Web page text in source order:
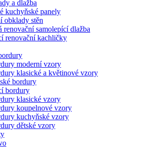
a dlažba
kuchyňské panely
obklady stěn
renovační samolepící dlažba
renovační kachličky
moderní vzory
klasické a květinové vzory
bordury
bordury
klasické vzory
koupelnové vzory
kuchyňské vzory
dětské vzory